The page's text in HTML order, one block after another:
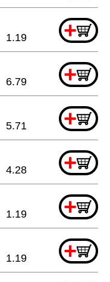
+
1.19
+
6.79
+
5.71
+
4.28
+
1.19
+
1.19